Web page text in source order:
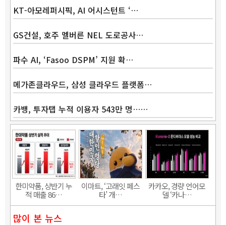
KT-아모레퍼시픽, AI 어시스턴트 ‘…
GS건설, 호주 멜버른 NEL 도로공사…
파수 AI, ‘Fasoo DSPM’ 지원 확…
메가존클라우드, 삼성 클라우드 플랫폼…
카뱅, 투자탭 누적 이용자 543만 명……
한미약품, 상반기 누
적 매출 86…
이마트, ‘고래잇 페스
타’ 개…
카카오, 경량 언어모
델 ‘카나…
많이 본 뉴스